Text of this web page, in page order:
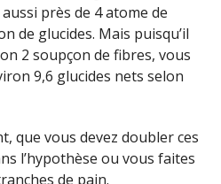
près de 4 atome de
de glucides. Mais puisqu’il
2 soupçon de fibres, vous
9,6 glucides nets selon
que vous devez doubler ces
l’hypothèse ou vous faites
de pain.